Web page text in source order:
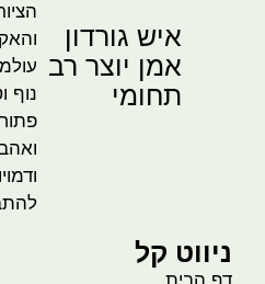
איש גורדון
אמן יוצר רב
תחומי
נוף
ניווט קל